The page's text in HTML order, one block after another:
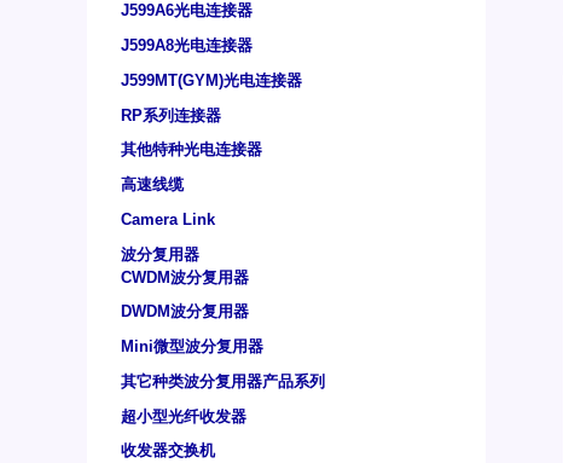
J599A6光电连接器
J599A8光电连接器
J599MT(GYM)光电连接器
RP系列连接器
其他特种光电连接器
高速线缆
Camera Link
波分复用器
CWDM波分复用器
DWDM波分复用器
Mini微型波分复用器
其它种类波分复用器产品系列
超小型光纤收发器
收发器交换机